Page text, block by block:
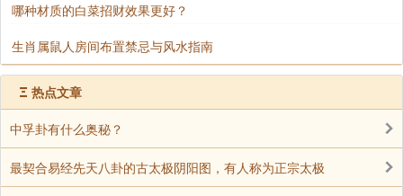
能量。幸福树生命力旺盛，被认为可以调节室内气场，
使气场更加和谐、稳定，有助于提升居住者或办公者的
运势。
招财进宝：一些人认为幸福树能够吸引财运，将其
摆放在客厅财位等合适的位置，有招财进宝的寓意，可
为主人带来财富和好运。
哪种材质的白菜招财效果更好？
生肖属鼠人房间布置禁忌与风水指南
Ξ 热点文章
中孚卦有什么奥秘？
最契合易经先天八卦的古太极阴阳图，有人称为正宗太极